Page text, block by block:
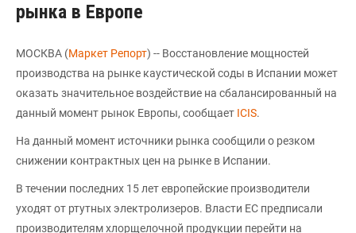
рынка в Европе
МОСКВА (Маркет Репорт) -- Восстановление мощностей
производства на рынке каустической соды в Испании может
оказать значительное воздействие на сбалансированный на
данный момент рынок Европы, сообщает ICIS.
На данный момент источники рынка сообщили о резком
снижении контрактных цен на рынке в Испании.
В течении последних 15 лет европейские производители
уходят от ртутных электролизеров. Власти ЕС предписали
производителям хлорщелочной продукции перейти на